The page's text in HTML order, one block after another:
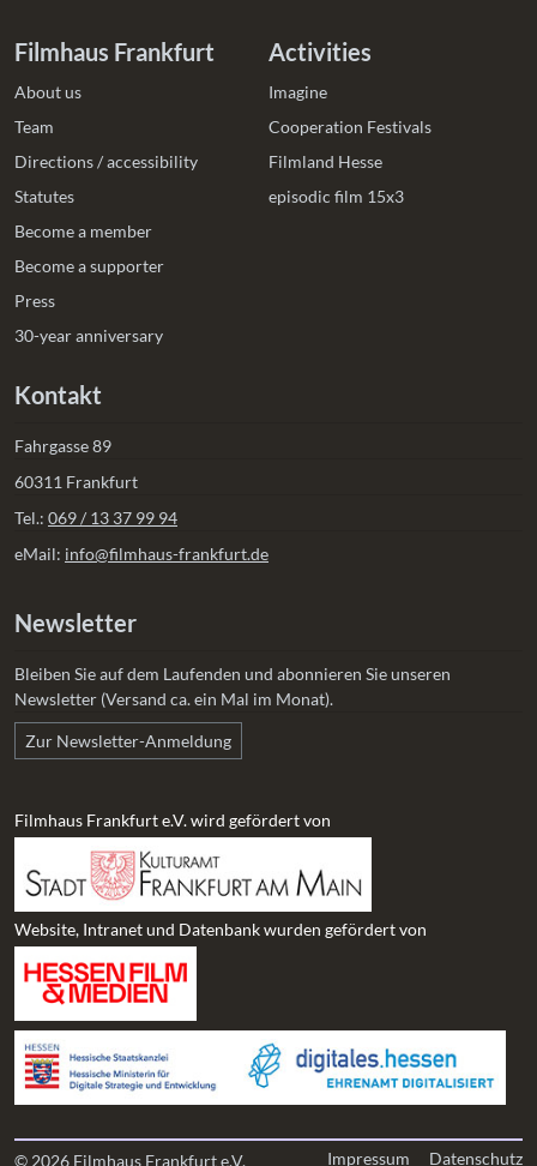
Filmhaus Frankfurt
About us
Team
Directions / accessibility
Statutes
Become a member
Become a supporter
Press
30-year anniversary
Activities
Imagine
Cooperation Festivals
Filmland Hesse
episodic film 15x3
Kontakt
Fahrgasse 89
60311 Frankfurt
Tel.: 069 / 13 37 99 94
eMail: info@filmhaus-frankfurt.de
Newsletter
Bleiben Sie auf dem Laufenden und abonnieren Sie unseren
Newsletter (Versand ca. ein Mal im Monat).
Zur Newsletter-Anmeldung
Filmhaus Frankfurt e.V. wird gefördert von
Website, Intranet und Datenbank wurden gefördert von
© 2026 Filmhaus Frankfurt e.V. Impressum Datenschutz